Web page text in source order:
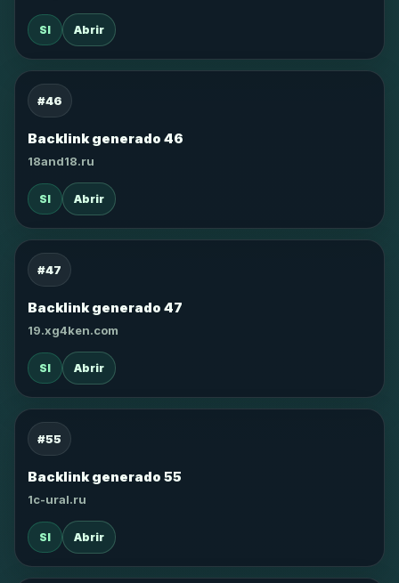
SI Abrir
#46
Backlink generado 46
18and18.ru
SI Abrir
#47
Backlink generado 47
19.xg4ken.com
SI Abrir
#55
Backlink generado 55
1c-ural.ru
SI Abrir